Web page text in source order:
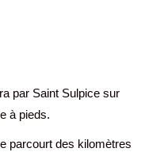
par Saint Sulpice sur
à pieds.
parcourt des kilomètres